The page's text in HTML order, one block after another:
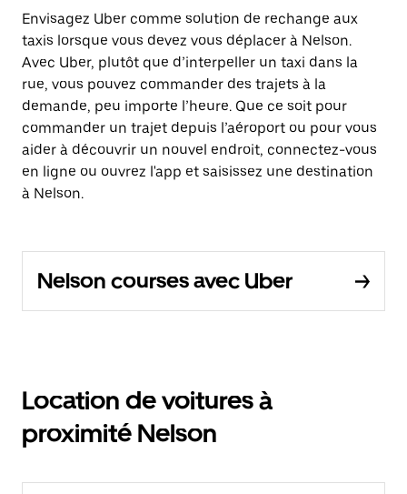
Envisagez Uber comme solution de rechange aux
taxis lorsque vous devez vous déplacer à Nelson.
Avec Uber, plutôt que d’interpeller un taxi dans la
rue, vous pouvez commander des trajets à la
demande, peu importe l’heure. Que ce soit pour
commander un trajet depuis l’aéroport ou pour vous
aider à découvrir un nouvel endroit, connectez-vous
en ligne ou ouvrez l'app et saisissez une destination
à Nelson.
Nelson courses avec Uber
Location de voitures à
proximité Nelson